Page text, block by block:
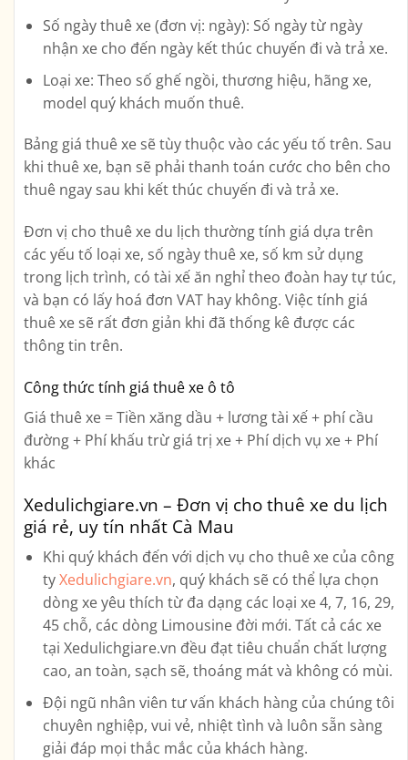
Số ngày thuê xe (đơn vị: ngày): Số ngày từ ngày
nhận xe cho đến ngày kết thúc chuyến đi và trả xe.
Loại xe: Theo số ghế ngồi, thương hiệu, hãng xe,
model quý khách muốn thuê.
Bảng giá thuê xe sẽ tùy thuộc vào các yếu tố trên. Sau
khi thuê xe, bạn sẽ phải thanh toán cước cho bên cho
thuê ngay sau khi kết thúc chuyến đi và trả xe.
Đơn vị cho thuê xe du lịch thường tính giá dựa trên
các yếu tố loại xe, số ngày thuê xe, số km sử dụng
trong lịch trình, có tài xế ăn nghỉ theo đoàn hay tự túc,
và bạn có lấy hoá đơn VAT hay không. Việc tính giá
thuê xe sẽ rất đơn giản khi đã thống kê được các
thông tin trên.
Công thức tính giá thuê xe ô tô
Giá thuê xe = Tiền xăng dầu + lương tài xế + phí cầu
đường + Phí khấu trừ giá trị xe + Phí dịch vụ xe + Phí
khác
Xedulichgiare.vn – Đơn vị cho thuê xe du lịch
giá rẻ, uy tín nhất Cà Mau
Khi quý khách đến với dịch vụ cho thuê xe của công
tyXedulichgiare.vn, quý khách sẽ có thể lựa chọn
dòng xe yêu thích từ đa dạng các loại xe4, 7, 16, 29,
45 chỗ, các dòng Limousine đời mới. Tất cả các xe
tại Xedulichgiare.vn đều đạt tiêu chuẩn chất lượng
cao, an toàn, sạch sẽ, thoáng mát và không có mùi.
Đội ngũ nhân viên tư vấn khách hàng của chúng tôi
chuyên nghiệp, vui vẻ, nhiệt tình và luôn sẵn sàng
giải đáp mọi thắc mắc của khách hàng.